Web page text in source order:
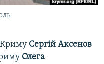
Криму Сергій Аксенов
Олега